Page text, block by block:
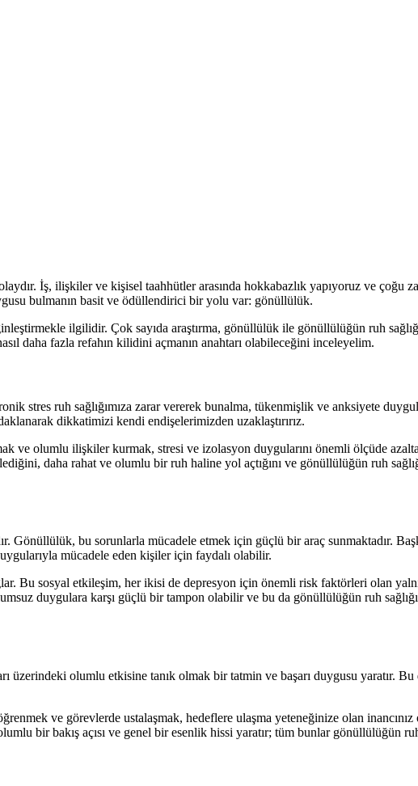
İş, ilişkiler ve kişisel taahhütler arasında hokkabazlık yapıyoruz ve çoğu
bulmanın basit ve ödüllendirici bir yolu var: gönüllülük.
ilgilidir. Çok sayıda araştırma, gönüllülük ile gönüllülüğün ruh
daha fazla refahın kilidini açmanın anahtarı olabileceğini inceleyelim.
stres ruh sağlığımıza zarar vererek bunalma, tükenmişlik ve anksiyete
dikkatimizi kendi endişelerimizden uzaklaştırırız.
ve olumlu ilişkiler kurmak, stresi ve izolasyon duygularını önemli ölçüde
daha rahat ve olumlu bir ruh haline yol açtığını ve gönüllülüğün ruh
Gönüllülük, bu sorunlarla mücadele etmek için güçlü bir araç sunmaktadır.
mücadele eden kişiler için faydalı olabilir.
Bu sosyal etkileşim, her ikisi de depresyon için önemli risk faktörleri olan
duygulara karşı güçlü bir tampon olabilir ve bu da gönüllülüğün ruh
üzerindeki olumlu etkisine tanık olmak bir tatmin ve başarı duygusu yaratır.
ve görevlerde ustalaşmak, hedeflere ulaşma yeteneğinize olan
bir bakış açısı ve genel bir esenlik hissi yaratır; tüm bunlar gönüllülüğün ruh